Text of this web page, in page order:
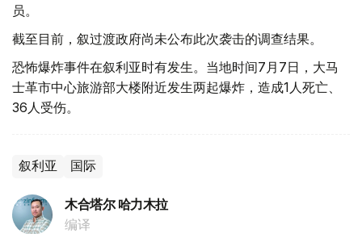
员。
截至目前，叙过渡政府尚未公布此次袭击的调查结果。
恐怖爆炸事件在叙利亚时有发生。当地时间7月7日，大马
士革市中心旅游部大楼附近发生两起爆炸，造成1人死亡、
36人受伤。
叙利亚 国际
木合塔尔 哈力木拉
编译